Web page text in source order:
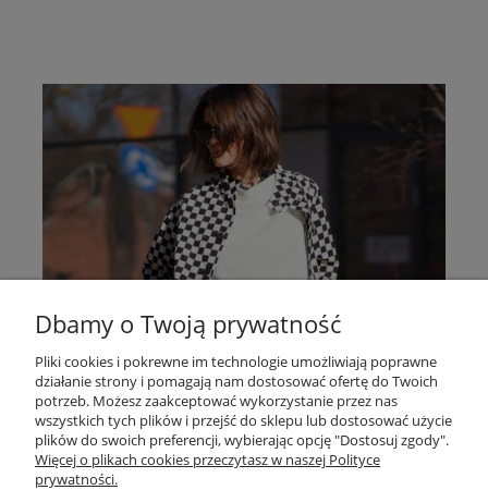
Dbamy o Twoją prywatność
Pliki cookies i pokrewne im technologie umożliwiają poprawne
działanie strony i pomagają nam dostosować ofertę do Twoich
potrzeb. Możesz zaakceptować wykorzystanie przez nas
wszystkich tych plików i przejść do sklepu lub dostosować użycie
plików do swoich preferencji, wybierając opcję "Dostosuj zgody".
Więcej o plikach cookies przeczytasz w naszej Polityce
prywatności.